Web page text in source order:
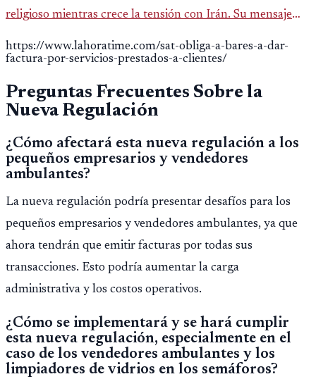
religioso mientras crece la tensión con Irán. Su mensaje
https://www.lahoratime.com/sat-obliga-a-bares-a-dar-
factura-por-servicios-prestados-a-clientes/
Preguntas Frecuentes Sobre la
Nueva Regulación
¿Cómo afectará esta nueva regulación a los
pequeños empresarios y vendedores
ambulantes?
La nueva regulación podría presentar desafíos para los
pequeños empresarios y vendedores ambulantes, ya que
ahora tendrán que emitir facturas por todas sus
transacciones. Esto podría aumentar la carga
administrativa y los costos operativos.
¿Cómo se implementará y se hará cumplir
esta nueva regulación, especialmente en el
caso de los vendedores ambulantes y los
limpiadores de vidrios en los semáforos?